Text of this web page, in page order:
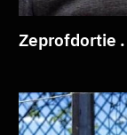
Zeprofdortie .